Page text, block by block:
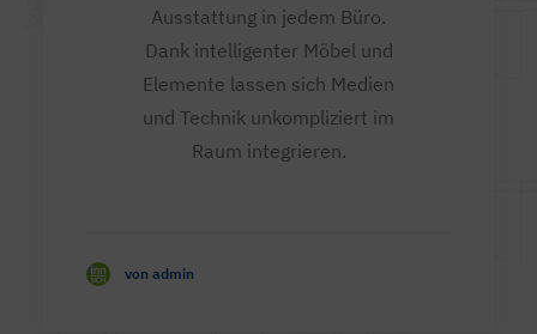
Ausstattung in jedem Büro.
Dank intelligenter Möbel und
Elemente lassen sich Medien
und Technik unkompliziert im
Raum integrieren.
von admin